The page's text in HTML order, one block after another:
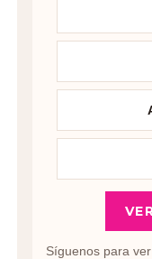
Síguenos para